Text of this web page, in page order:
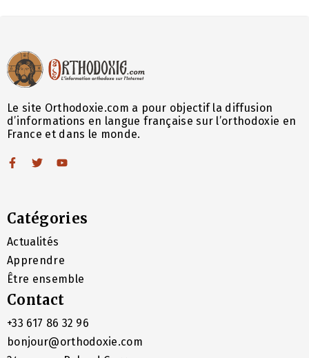
Le site Orthodoxie.com a pour objectif la diffusion
d’informations en langue française sur l’orthodoxie en
France et dans le monde.
Catégories
Actualités
Apprendre
Être ensemble
Contact
+33 617 86 32 96
bonjour@orthodoxie.com